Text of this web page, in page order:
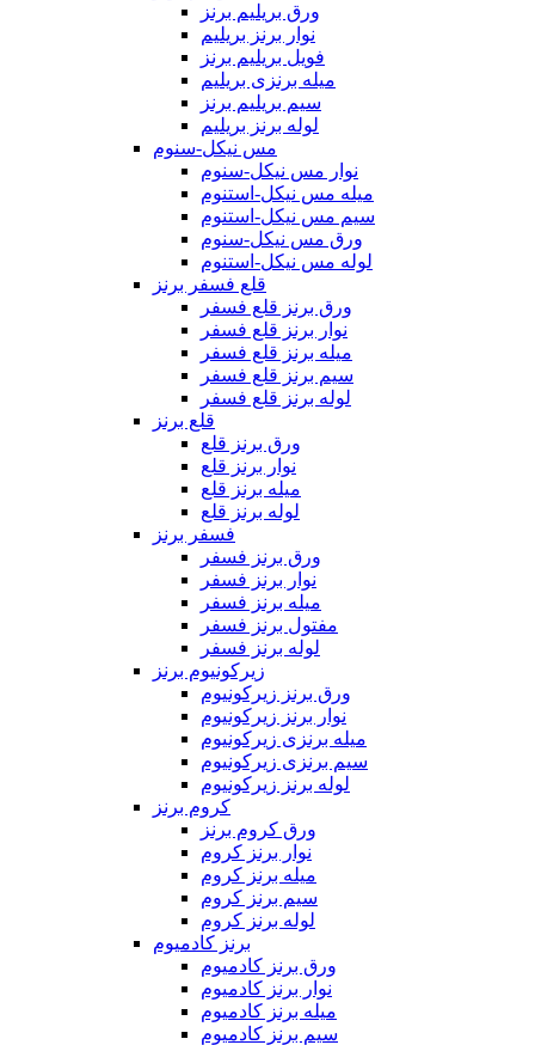
ورق بریلیم برنز
نوار برنز بریلیم
فویل بریلیم برنز
میله برنزی بریلیم
سیم بریلیم برنز
لوله برنز بریلیم
مس نیکل-سنوم
نوار مس نیکل-سنوم
میله مس نیکل-استنوم
سیم مس نیکل-استنوم
ورق مس نیکل-سنوم
لوله مس نیکل-استنوم
قلع فسفر برنز
ورق برنز قلع فسفر
نوار برنز قلع فسفر
میله برنز قلع فسفر
سیم برنز قلع فسفر
لوله برنز قلع فسفر
قلع برنز
ورق برنز قلع
نوار برنز قلع
میله برنز قلع
لوله برنز قلع
فسفر برنز
ورق برنز فسفر
نوار برنز فسفر
میله برنز فسفر
مفتول برنز فسفر
لوله برنز فسفر
زیرکونیوم برنز
ورق برنز زیرکونیوم
نوار برنز زیرکونیوم
میله برنزی زیرکونیوم
سیم برنزی زیرکونیوم
لوله برنز زیرکونیوم
کروم برنز
ورق کروم برنز
نوار برنز کروم
میله برنز کروم
سیم برنز کروم
لوله برنز کروم
برنز کادمیوم
ورق برنز کادمیوم
نوار برنز کادمیوم
میله برنز کادمیوم
سیم برنز کادمیوم